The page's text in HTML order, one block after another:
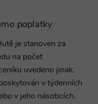
poplatky
je stanoven za
na počet
uvedeno jinak.
v týdenních
v jeho násobcích.